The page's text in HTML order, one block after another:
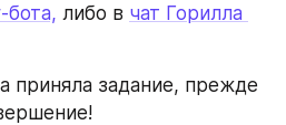
бота, либо в чат Горилла
приняла задание, прежде